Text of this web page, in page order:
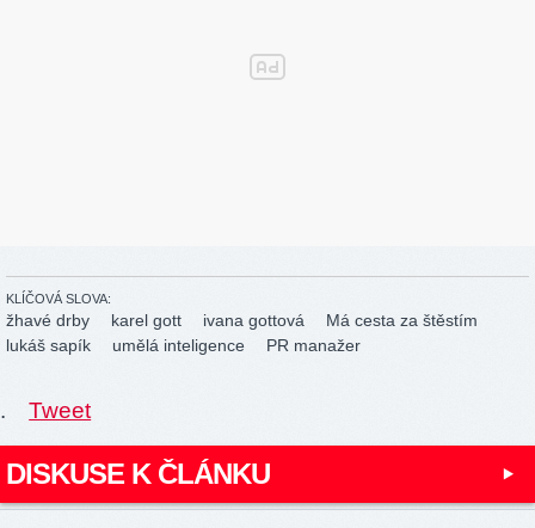
KLÍČOVÁ SLOVA:
žhavé drby karel gott ivana gottová
Má cesta za štěstím
lukáš sapík
umělá inteligence PR manažer
. Tweet
DISKUSE K ČLÁNKU